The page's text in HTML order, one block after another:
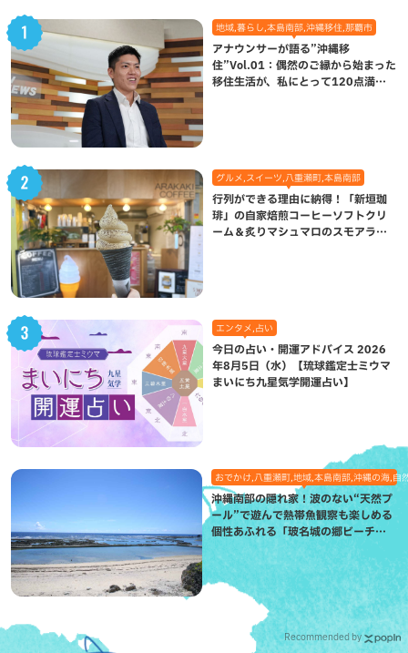
地域,暮らし,本島南部,沖縄移住,那覇市
アナウンサーが語る”沖縄移
住”Vol.01：偶然のご縁から始まった
移住生活が、私にとって120点満点
グルメ,スイーツ,八重瀬町,本島南部
行列ができる理由に納得！「新垣珈
琲」の自家焙煎コーヒーソフトクリ
ーム＆炙りマシュマロのスモアラテ
エンタメ,占い
今日の占い・開運アドバイス 2026
年8月5日（水）【琉球鑑定士ミウマ
まいにち九星気学開運占い】
おでかけ,八重瀬町,地域,本島南部,沖縄の海,自
沖縄南部の隠れ家！波のない“天然プ
ール”で遊んで熱帯魚観察も楽しめる
個性あふれる「玻名城の郷ビーチ」
（八重瀬町）
Recommended by